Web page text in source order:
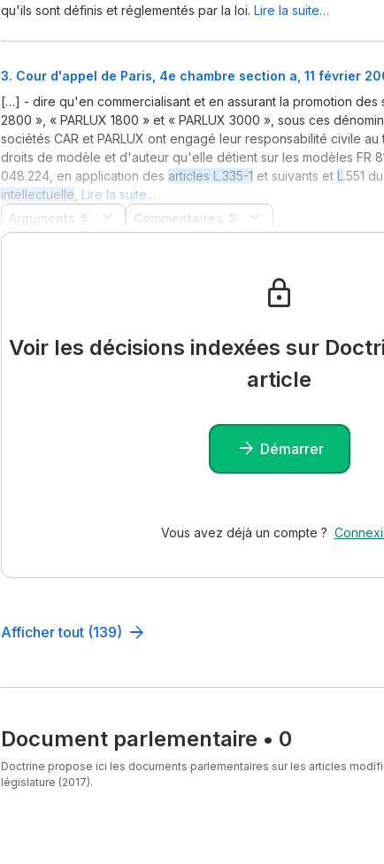
qu'ils sont définis et réglementés par la loi. Lire la suite…
3. Cour d'appel de Paris, 4e chambre section a, 11 février
[…] - dire qu'en commercialisant et en assurant la promotion des
2800 », « PARLUX 1800 » et « PARLUX 3000 », sous ces
sociétés CAR et PARLUX ont engagé leur responsabilité civile
droits de modèle et d'auteur qu'elle détient sur les modèles FR
048.224, en application des articles L.335-1 et suivants et L .551 du
intellectuelle Lire la suite…
Arguments
5 Commentaires 5
Voir les décisions indexées sur
article
Démarrer
Vous avez déjà un compte ?
Afficher tout (139)
Document parlementaire • 0
Doctrine propose ici les documents parlementaires sur les articles
législature (2017).